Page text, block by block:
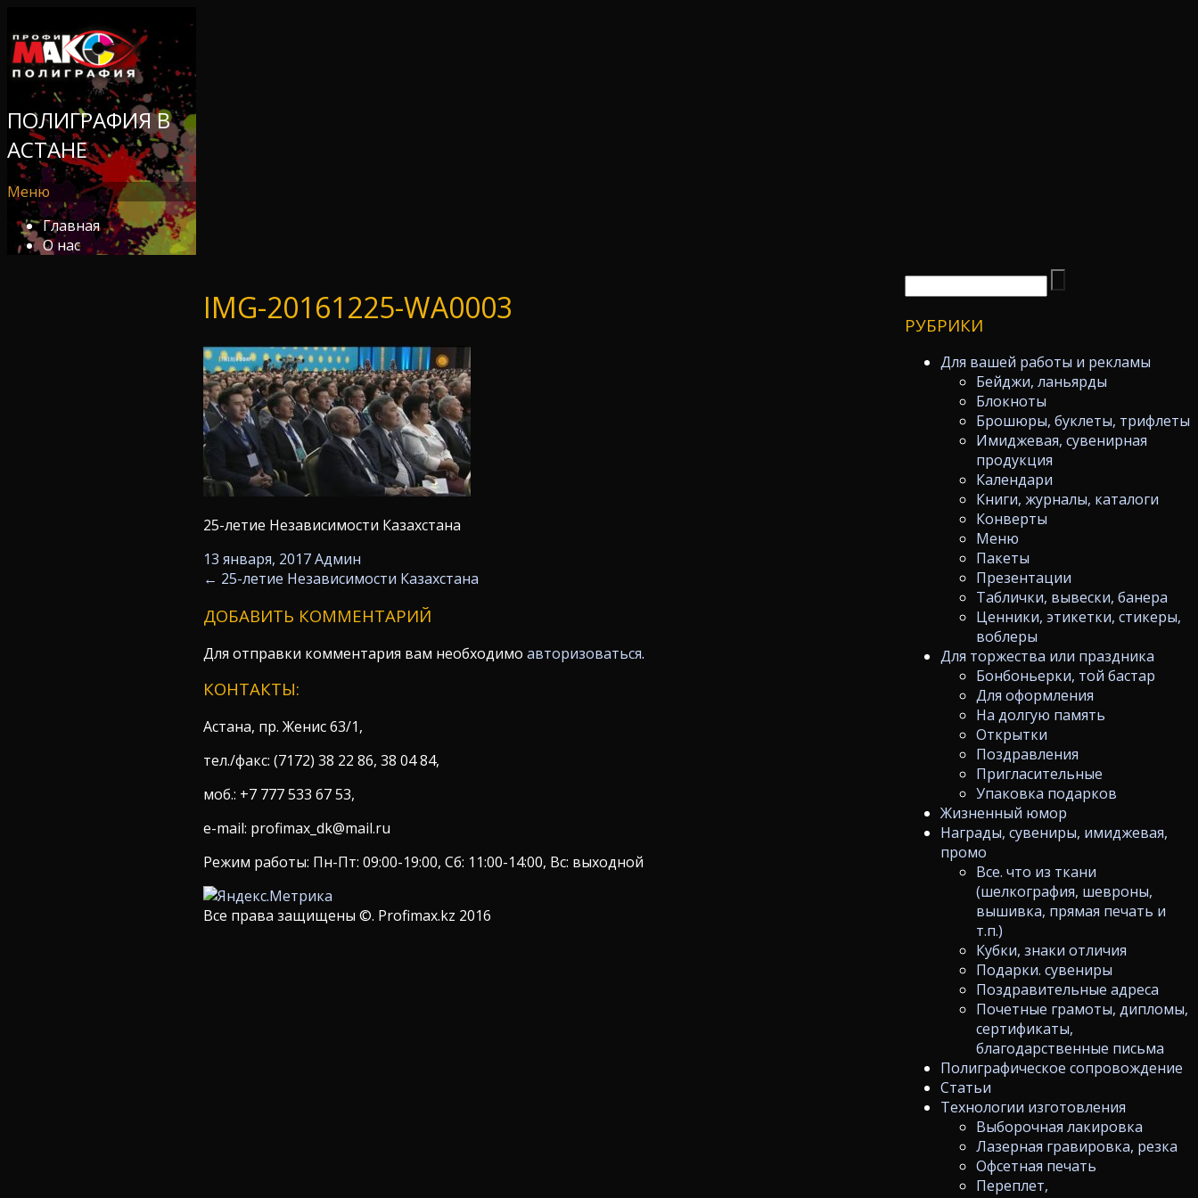
ПОЛИГРАФИЯ В
АСТАНЕ
Меню
Главная
О нас
РУБРИКИ
Для вашей работы и рекламы
Бейджи, ланьярды
Блокноты
Брошюры, буклеты, трифлеты
Имиджевая, сувенирная
продукция
Календари
Книги, журналы, каталоги
Конверты
Меню
Пакеты
Презентации
Таблички, вывески, банера
Ценники, этикетки, стикеры,
воблеры
Для торжества или праздника
Бонбоньерки, той бастар
Для оформления
На долгую память
Открытки
Поздравления
Пригласительные
Упаковка подарков
Жизненный юмор
Награды, сувениры, имиджевая,
промо
Все. что из ткани
(шелкография, шевроны,
вышивка, прямая печать и
т.п.)
Кубки, знаки отличия
Подарки. сувениры
Поздравительные адреса
Почетные грамоты, дипломы,
сертификаты,
благодарственные письма
Полиграфическое сопровождение
Статьи
Технологии изготовления
Выборочная лакировка
Лазерная гравировка, резка
Офсетная печать
Переплет,
IMG-20161225-WA0003
25-летие Независимости Казахстана
13 января, 2017Админ
← 25-летие Независимости Казахстана
ДОБАВИТЬ КОММЕНТАРИЙ
Для отправки комментария вам необходимо авторизоваться.
КОНТАКТЫ:
Астана, пр. Женис 63/1,
тел./факс: (7172) 38 22 86, 38 04 84,
моб.: +7 777 533 67 53,
e-mail: profimax_dk@mail.ru
Режим работы: Пн-Пт: 09:00-19:00, Сб: 11:00-14:00, Вс: выходной
Все права защищены ©. Profimax.kz 2016